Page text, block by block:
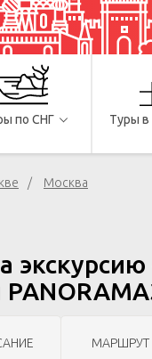
по СНГ Туры
Москва
МАРШРУТ